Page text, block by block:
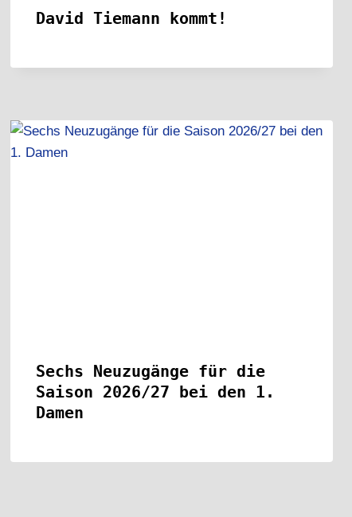
David Tiemann kommt!
Sechs Neuzugänge für die
Saison 2026/27 bei den 1.
Damen